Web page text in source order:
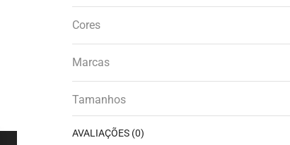
Cores
Marcas
Tamanhos
AVALIAÇÕES (0)